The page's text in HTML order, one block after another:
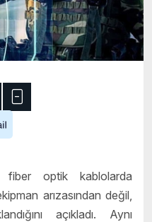
fiber optik kablolarda
arızasından değil,
açıkladı. Aynı